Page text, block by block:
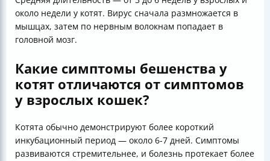
около недели у котят. Вирус сначала размножается в
мышцах, затем по нервным волокнам попадает в
головной мозг.
Какие симптомы бешенства у
котят отличаются от симптомов
у взрослых кошек?
Котята обычно демонстрируют более короткий
инкубационный период — около 6-7 дней. Симптомы
развиваются стремительнее, и болезнь протекает более